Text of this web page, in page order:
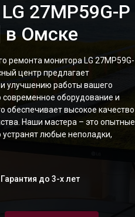
27MP59G-P
в Омске
ремонта монитора LG 27MP59G-
центр предлагает
улучшению работы вашего
оборудование и
высокое качество
Наши мастера – это опытные
любые неполадки,
Гарантия до 3-х лет